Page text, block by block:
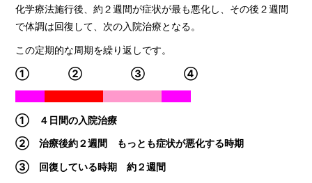
化学療法施行後、約２週間が症状が最も悪化し、その後２週間
で体調は回復して、次の入院治療となる。
この定期的な周期を繰り返しです。
① ② ③ ④
① ４日間の入院治療
② 治療後約２週間 もっとも症状が悪化する時期
③ 回復している時期 約２週間